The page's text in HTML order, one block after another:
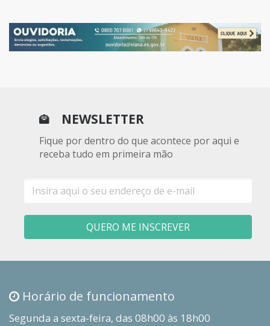
NEWSLETTER
Fique por dentro do que acontece por aqui e
receba tudo em primeira mão
mail
QUERO ME INSCREVER
Horário de funcionamento
Segunda a sexta-feira, das 08h00 às 18h00